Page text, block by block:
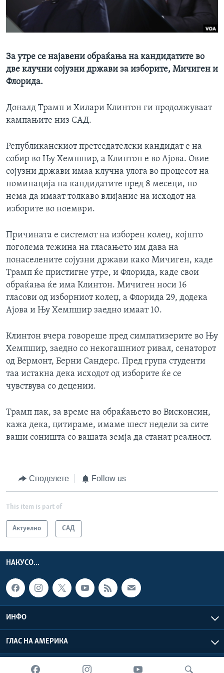
ИНТЕРВЈУА
Јазици
За утре се најавени обраќања на кандидатите во
две клучни сојузни држави за изборите, Мичиген и
Флорида.
Доналд Трамп и Хилари Клинтон ги продолжуваат
кампањите низ САД.
Републиканскиот претседателски кандидат е на
собир во Њу Хемпшир, а Клинтон е во Ајова. Овие
сојузни држави имаа клучна улога во процесот на
номинација на кандидатите пред 8 месеци, но
нема да имаат толкаво влијание на исходот на
изборите во ноември.
Причината е системот на изборен колеџ, којшто
поголема тежина на гласањето им дава на
понаселените сојузни држави како Мичиген, каде
Трамп ќе пристигне утре, и Флорида, каде свои
обраќања ќе има Клинтон. Мичиген носи 16
гласови од изборниот колеџ, а Флорида 29, додека
Ајова и Њу Хемпшир заедно имаат 10.
Клинтон вчера говореше пред симпатизерите во Њу
Хемпшир, заедно со некогашниот ривал, сенаторот
од Вермонт, Берни Сандерс. Пред група студенти
таа истакна дека исходот од изборите ќе се
чувствува со децении.
Трамп пак, за време на обраќањето во Висконсин,
кажа дека, цитираме, имаме шест недели за сите
ваши соништа со вашата земја да станат реалност.
Споделете Follow us
This item is part of
Актуелно САД
НАКУСО...
ИНФО
ГЛАС НА АМЕРИКА
Глас на Америка © 2026 VOA, Inc. Сите права задржани.